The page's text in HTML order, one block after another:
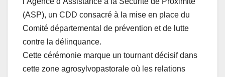
(ASP), un CDD consacré à la mise en place du
Comité départemental de prévention et de lutte
contre la délinquance.
Cette cérémonie marque un tournant décisif dans
cette zone agrosylvopastorale où les relations